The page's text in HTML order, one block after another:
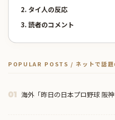
2. タイ人の反応
3. 読者のコメント
POPULAR POSTS / ネットで話題
01 海外「昨日の日本プロ野球 阪